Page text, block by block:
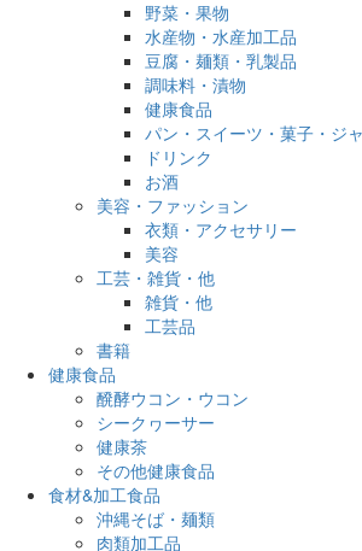
野菜・果物
水産物・水産加工品
豆腐・麺類・乳製品
調味料・漬物
健康食品
パン・スイーツ・菓子・ジ
ドリンク
お酒
美容・ファッション
衣類・アクセサリー
美容
工芸・雑貨・他
雑貨・他
工芸品
書籍
健康食品
醗酵ウコン・ウコン
シークヮーサー
健康茶
その他健康食品
食材&加工食品
沖縄そば・麺類
肉類加工品